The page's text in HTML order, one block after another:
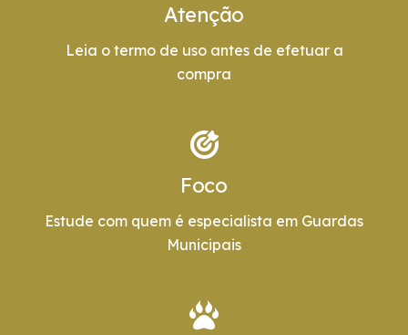
Atenção
Leia o termo de uso antes de efetuar a
compra
Foco
Estude com quem é especialista em Guardas
Municipais